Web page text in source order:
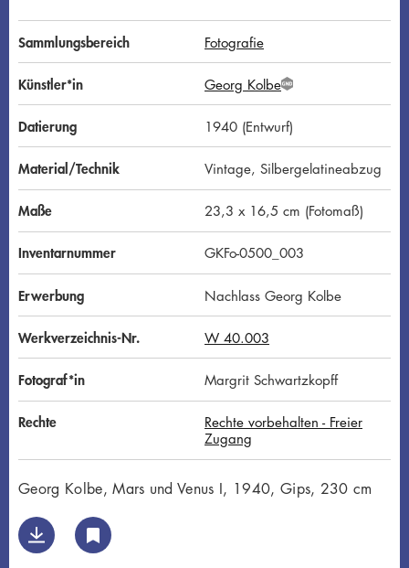
Sammlungsbereich Fotografie
Künstler*in Georg KolbeG
N
D
Datierung 1940 (Entwurf)
Material/Technik Vintage, Silbergelatineabzug
Maße 23,3 x 16,5 cm (Fotomaß)
Inventarnummer GKFo-0500_003
Erwerbung Nachlass Georg Kolbe
Werkverzeichnis-Nr. W 40.003
Fotograf*in Margrit Schwartzkopff
Rechte
Rechte vorbehalten - Freier
Zugang
Georg Kolbe, Mars und Venus I, 1940, Gips, 230 cm